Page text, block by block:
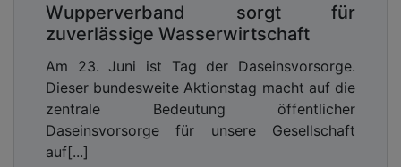
Wupperverband sorgt für
zuverlässige Wasserwirtschaft
Am 23. Juni ist Tag der Daseinsvorsorge.
Dieser bundesweite Aktionstag macht auf die
zentrale Bedeutung öffentlicher
Daseinsvorsorge für unsere Gesellschaft
auf[...]